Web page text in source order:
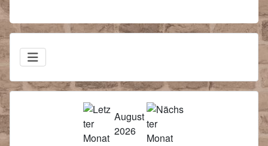
August
2026